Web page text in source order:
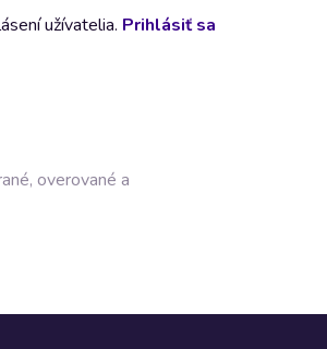
užívatelia. Prihlásiť sa
overované a